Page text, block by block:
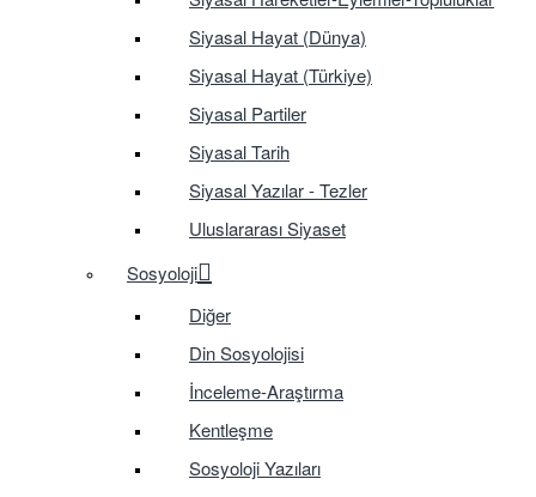
Siyasal Hayat (Dünya)
Siyasal Hayat (Türkiye)
Siyasal Partiler
Siyasal Tarih
Siyasal Yazılar - Tezler
Uluslararası Siyaset
Sosyoloji
Diğer
Din Sosyolojisi
İnceleme-Araştırma
Kentleşme
Sosyoloji Yazıları